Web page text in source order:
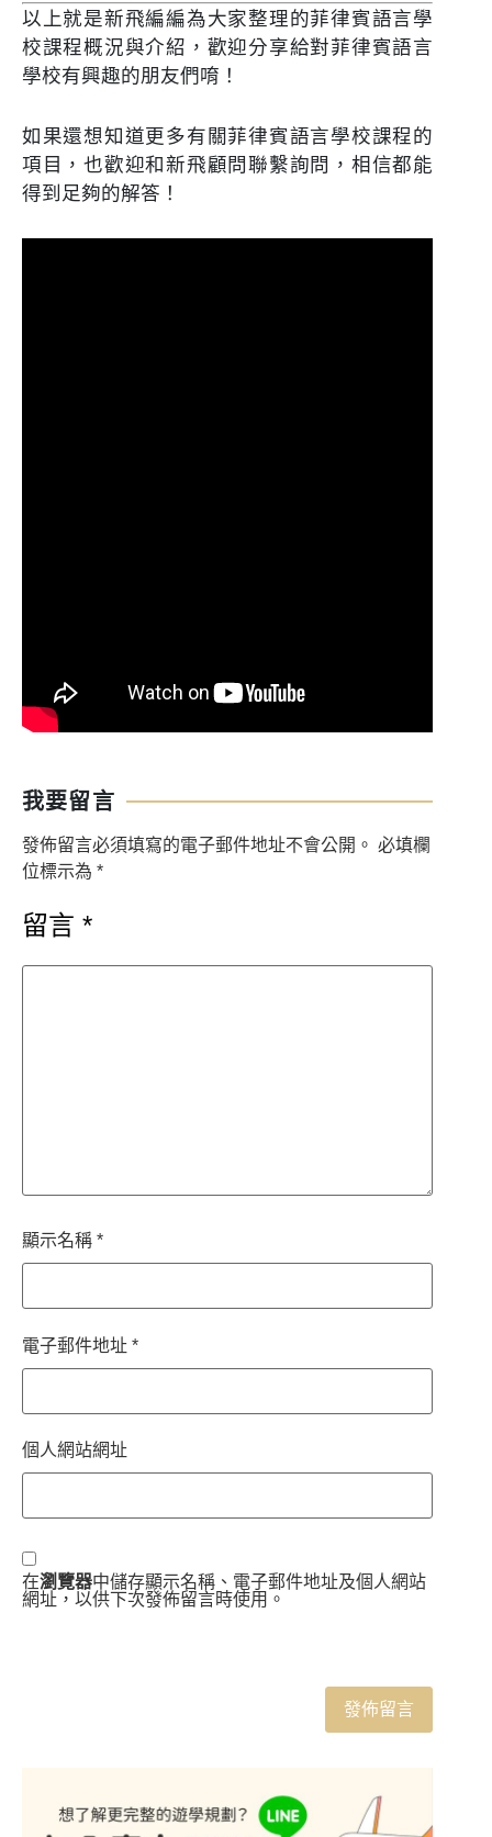
以上就是新飛編編為大家整理的菲律賓語言學
校課程概況與介紹，歡迎分享給對菲律賓語言
學校有興趣的朋友們唷！
如果還想知道更多有關菲律賓語言學校課程的
項目，也歡迎和新飛顧問聯繫詢問，相信都能
得到足夠的解答！
我要留言
發佈留言必須填寫的電子郵件地址不會公開。 必填欄
位標示為 *
留言 *
顯示名稱 *
電子郵件地址 *
個人網站網址
在瀏覽器中儲存顯示名稱、電子郵件地址及個人網站
網址，以供下次發佈留言時使用。